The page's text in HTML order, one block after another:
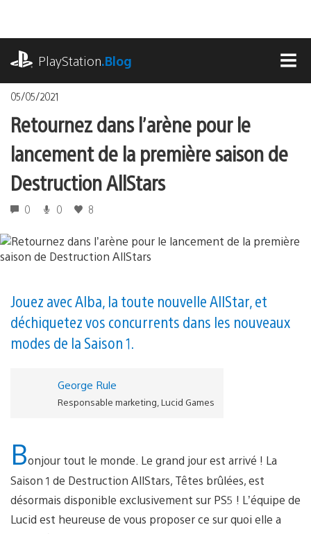
contenu
PlayStation.Blog
05/05/2021
Retournez dans l’arène pour le
lancement de la première saison de
Destruction AllStars
0 0 8
Jouez avec Alba, la toute nouvelle AllStar, et
déchiquetez vos concurrents dans les nouveaux
modes de la Saison 1.
George Rule
Responsable marketing, Lucid Games
Bonjour tout le monde. Le grand jour est arrivé ! La
Saison 1 de Destruction AllStars, Têtes brûlées, est
désormais disponible exclusivement sur PS5 ! L’équipe de
Lucid est heureuse de vous proposer ce sur quoi elle a